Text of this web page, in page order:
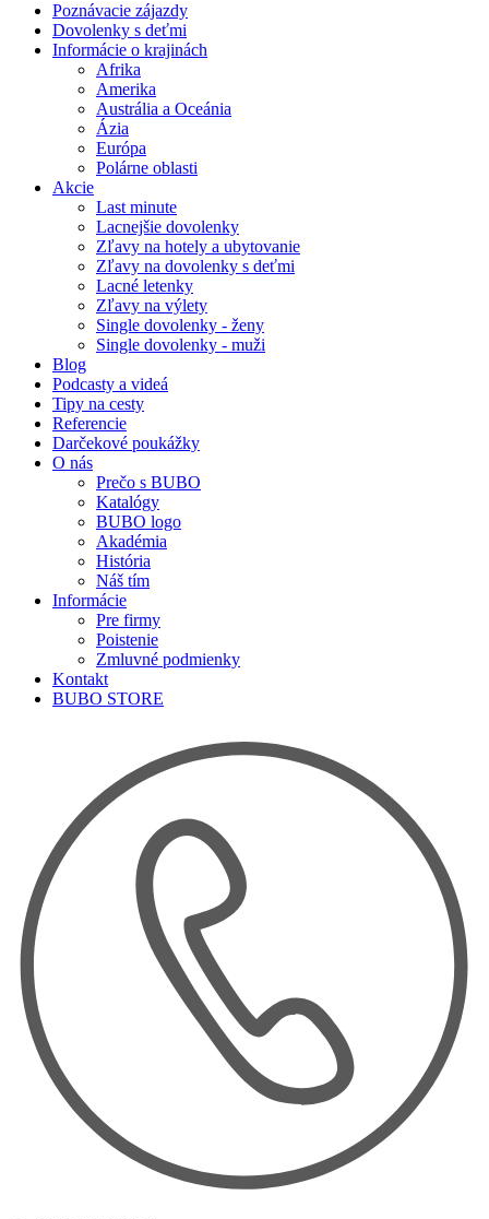
Poznávacie zájazdy
Dovolenky s deťmi
Informácie o krajinách
Afrika
Amerika
Austrália a Oceánia
Ázia
Európa
Polárne oblasti
Akcie
Last minute
Lacnejšie dovolenky
Zľavy na hotely a ubytovanie
Zľavy na dovolenky s deťmi
Lacné letenky
Zľavy na výlety
Single dovolenky - ženy
Single dovolenky - muži
Blog
Podcasty a videá
Tipy na cesty
Referencie
Darčekové poukážky
O nás
Prečo s BUBO
Katalógy
BUBO logo
Akadémia
História
Náš tím
Informácie
Pre firmy
Poistenie
Zmluvné podmienky
Kontakt
BUBO STORE